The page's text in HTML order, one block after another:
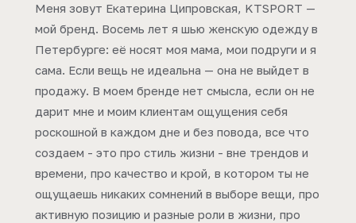
Меня зовут Екатерина Ципровская, KTSPORT —
мой бренд. Восемь лет я шью женскую одежду в
Петербурге: её носят моя мама, мои подруги и я
сама. Если вещь не идеальна — она не выйдет в
продажу. В моем бренде нет смысла, если он не
дарит мне и моим клиентам ощущения себя
роскошной в каждом дне и без повода, все что
создаем - это про стиль жизни - вне трендов и
времени, про качество и крой, в котором ты не
ощущаешь никаких сомнений в выборе вещи, про
активную позицию и разные роли в жизни, про